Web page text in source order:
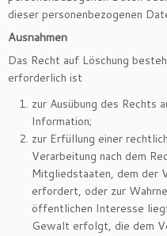
dieser personenbezogenen
Ausnahmen
Das Recht auf Löschung
erforderlich ist
zur Ausübung des Rechts
Information;
zur Erfüllung einer
Verarbeitung nach dem
Mitgliedstaaten, dem der
erfordert, oder zur
öffentlichen Interesse
Gewalt erfolgt, die dem